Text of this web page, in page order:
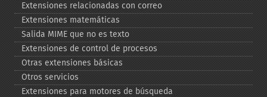
Extensiones relacionadas con correo
Extensiones matemáticas
Salida MIME que no es texto
Extensiones de control de procesos
Otras extensiones básicas
Otros servicios
Extensiones para motores de búsqueda